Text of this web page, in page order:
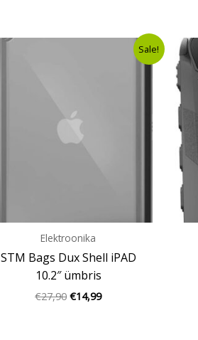
Sale!
Elektroonika
STM Bags Dux Shell iPAD
10.2″ ümbris
€27,90 €14,99
Current